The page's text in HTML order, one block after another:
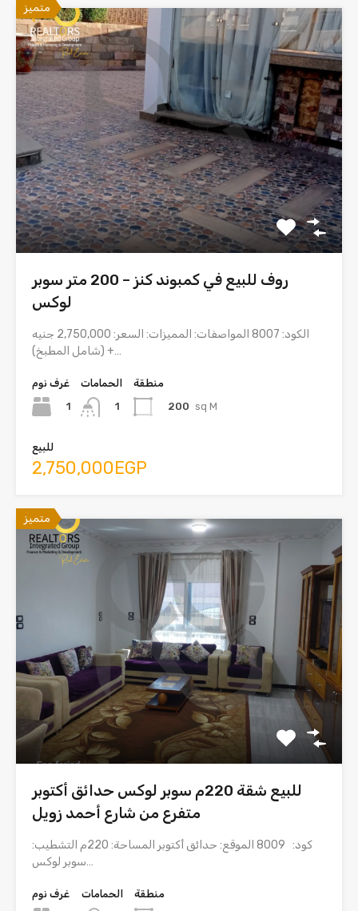
متميز
روف للبيع في كمبوند كنز – 200 متر سوبر
لوكس
الكود: 8007 المواصفات: المميزات: السعر: 2,750,000 جنيه
(شامل المطبخ) +…
غرف نوم
1
الحمامات
1
منطقة
200 sq M
للبيع
2,750,000EGP
متميز
للبيع شقة 220م سوبر لوكس حدائق أكتوبر
متفرع من شارع أحمد زويل
كود: 8009 الموقع: حدائق أكتوبر المساحة: 220م التشطيب:
سوبر لوكس…
غرف نوم
الحمامات
منطقة